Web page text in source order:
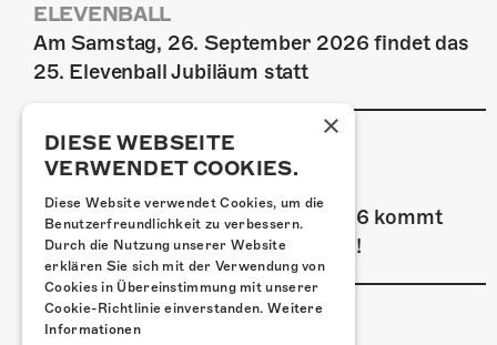
ELEVENBALL
Am Samstag, 26. September 2026 findet das
25. Elevenball Jubiläum statt
Am Donnerstag, 29. Oktober 2026 kommt
GZUZ in die Kulturfabrik Kofmehl!
×
DIESE WEBSEITE
VERWENDET COOKIES.
Diese Website verwendet Cookies, um die
Benutzerfreundlichkeit zu verbessern.
Durch die Nutzung unserer Website
erklären Sie sich mit der Verwendung von
Cookies in Übereinstimmung mit unserer
Cookie-Richtlinie einverstanden. Weitere
Informationen